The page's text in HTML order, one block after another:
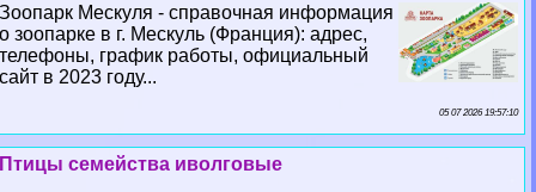
Зоопарк Мескуля - справочная информация
о зоопарке в г. Мескуль (Франция): адрес,
телефоны, график работы, официальный
сайт в 2023 году...
05 07 2026 19:57:10
Птицы семейства иволговые